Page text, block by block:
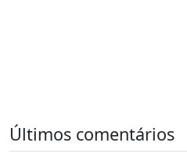
Últimos comentários